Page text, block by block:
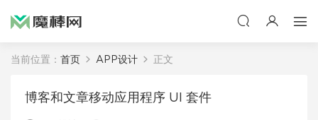
当前位置： 首页 APP设计 正文
博客和文章移动应用程序 UI 套件